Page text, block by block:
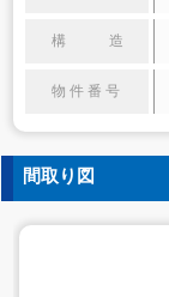
構 造
物件番号
間取り図